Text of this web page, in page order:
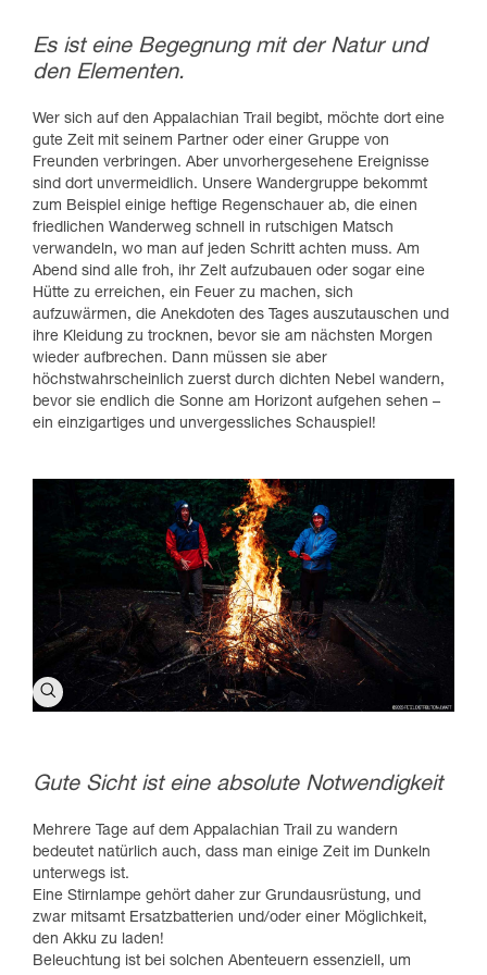
Es ist eine Begegnung mit der Natur und
den Elementen.
Wer sich auf den Appalachian Trail begibt, möchte dort eine
gute Zeit mit seinem Partner oder einer Gruppe von
Freunden verbringen. Aber unvorhergesehene Ereignisse
sind dort unvermeidlich. Unsere Wandergruppe bekommt
zum Beispiel einige heftige Regenschauer ab, die einen
friedlichen Wanderweg schnell in rutschigen Matsch
verwandeln, wo man auf jeden Schritt achten muss. Am
Abend sind alle froh, ihr Zelt aufzubauen oder sogar eine
Hütte zu erreichen, ein Feuer zu machen, sich
aufzuwärmen, die Anekdoten des Tages auszutauschen und
ihre Kleidung zu trocknen, bevor sie am nächsten Morgen
wieder aufbrechen. Dann müssen sie aber
höchstwahrscheinlich zuerst durch dichten Nebel wandern,
bevor sie endlich die Sonne am Horizont aufgehen sehen –
ein einzigartiges und unvergessliches Schauspiel!
Gute Sicht ist eine absolute Notwendigkeit
Mehrere Tage auf dem Appalachian Trail zu wandern
bedeutet natürlich auch, dass man einige Zeit im Dunkeln
unterwegs ist.
Eine Stirnlampe gehört daher zur Grundausrüstung, und
zwar mitsamt Ersatzbatterien und/oder einer Möglichkeit,
den Akku zu laden!
Beleuchtung ist bei solchen Abenteuern essenziell, um